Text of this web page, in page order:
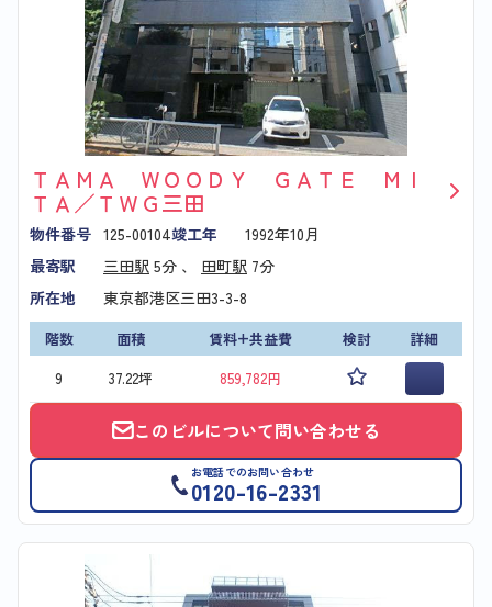
ＴＡＭＡ ＷＯＯＤＹ ＧＡＴＥ ＭＩ
ＴＡ／ＴＷＧ三田
物件番号 125-00104竣工年
1992年10月
最寄駅
三田駅 5分 、 田町駅 7分
所在地
東京都港区三田3-3-8
階数 面積 賃料+共益費 検討
詳細
9
37.22坪 859,782円
このビルについて問い合わせる
お電話でのお問い合わせ
0120-16-2331